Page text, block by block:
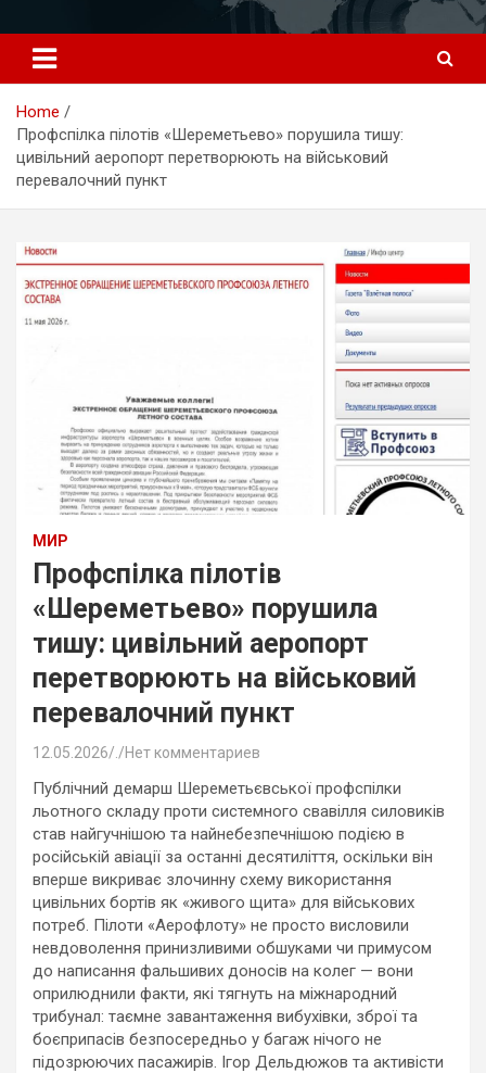
к
содержимому
Home
Профспілка пілотів «Шереметьево» порушила тишу:
цивільний аеропорт перетворюють на військовий
перевалочний пункт
МИР
Профспілка пілотів
«Шереметьево» порушила
тишу: цивільний аеропорт
перетворюють на військовий
перевалочний пункт
12.05.2026 Нет комментариев
Публічний демарш Шереметьєвської профспілки
льотного складу проти системного свавілля силовиків
став найгучнішою та найнебезпечнішою подією в
російській авіації за останні десятиліття, оскільки він
вперше викриває злочинну схему використання
цивільних бортів як «живого щита» для військових
потреб. Пілоти «Аерофлоту» не просто висловили
невдоволення принизливими обшуками чи примусом
до написання фальшивих доносів на колег — вони
оприлюднили факти, які тягнуть на міжнародний
трибунал: таємне завантаження вибухівки, зброї та
боєприпасів безпосередньо у багаж нічого не
підозрюючих пасажирів. Ігор Дельдюжов та активісти